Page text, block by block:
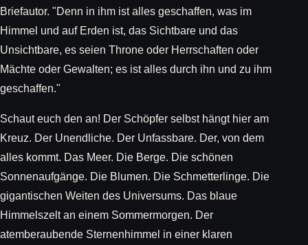
Briefautor. "Denn in ihm ist alles geschaffen, was im
Himmel und auf Erden ist, das Sichtbare und das
Unsichtbare, es seien Throne oder Herrschaften oder
Mächte oder Gewalten; es ist alles durch ihn und zu ihm
geschaffen."
Schaut euch den an! Der Schöpfer selbst hängt hier am
Kreuz. Der Unendliche. Der Unfassbare. Der, von dem
alles kommt. Das Meer. Die Berge. Die schönen
Sonnenaufgänge. Die Blumen. Die Schmetterlinge. Die
gigantischen Weiten des Universums. Das blaue
Himmelszelt an einem Sommermorgen. Der
atemberaubende Sternenhimmel in einer klaren